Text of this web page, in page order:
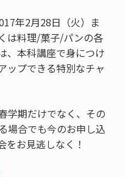
年2月28日（火）ま
は料理/菓子/パンの各
、本科講座で身につけ
ップできる特別なチャ
学期だけでなく、その
場合でも今のお申し込
をお見逃しなく！